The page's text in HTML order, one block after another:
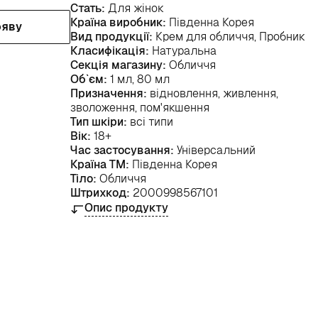
Стать: Для жінок
Країна виробник: Південна Корея
Вид продукції: Крем для обличчя, Пробник
Класифікація: Натуральна
Секція магазину: Обличчя
Об`єм: 1 мл, 80 мл
Призначення: відновлення, живлення,
зволоження, пом'якшення
Тип шкіри: всі типи
Вік: 18+
Час застосування: Універсальний
Країна ТМ: Південна Корея
Тіло: Обличчя
Штрихкод: 2000998567101
Опис продукту